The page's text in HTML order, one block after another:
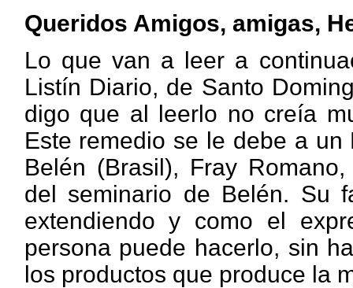
Queridos Amigos, amigas,
Lo que van a leer a
Listín Diario, de Santo
digo que al leerlo no creía
Este remedio se le debe a
Belén (Brasil), Fray
del seminario de Belén. Su
extendiendo y como el
persona puede hacerlo, sin
los productos que produce la